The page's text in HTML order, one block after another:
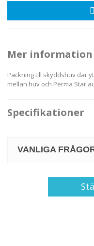
Mer information
Packning till skyddshuv där
mellan huv och Perma Star
Specifikationer
VANLIGA